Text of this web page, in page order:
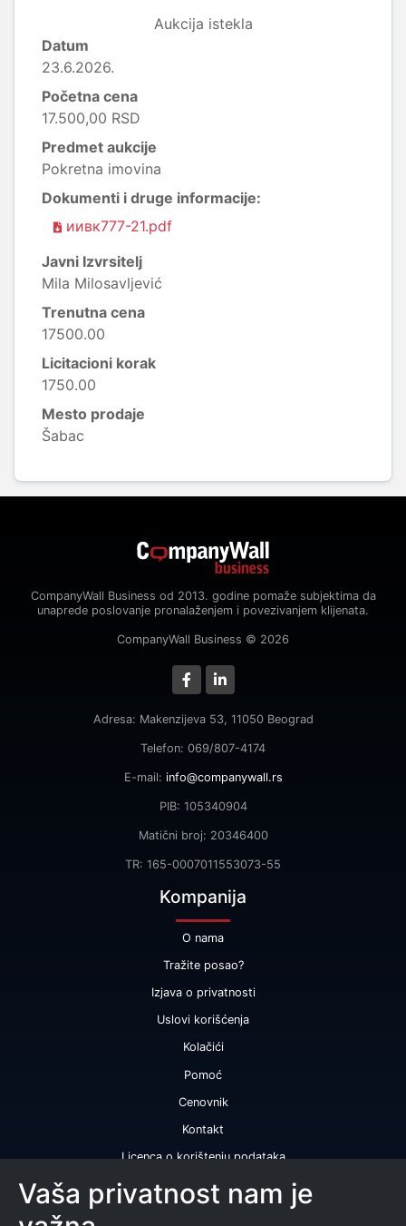
Aukcija istekla
Datum
23.6.2026.
Početna cena
17.500,00 RSD
Predmet aukcije
Pokretna imovina
Dokumenti i druge informacije:
иивк777-21.pdf
Javni Izvrsitelj
Mila Milosavljević
Trenutna cena
17500.00
Licitacioni korak
1750.00
Mesto prodaje
Šabac
CompanyWall Business od 2013. godine pomaže subjektima da
unaprede poslovanje pronalaženjem i povezivanjem klijenata.
CompanyWall Business © 2026
Adresa: Makenzijeva 53, 11050 Beograd
Telefon: 069/807-4174
E-mail: info@companywall.rs
PIB: 105340904
Matični broj: 20346400
TR: 165-0007011553073-55
Kompanija
O nama
Tražite posao?
Izjava o privatnosti
Uslovi korišćenja
Kolačići
Pomoć
Cenovnik
Kontakt
Licenca o korištenju podataka
Naše usluge
Vaša privatnost nam je